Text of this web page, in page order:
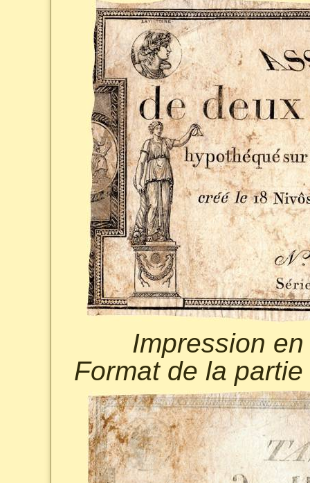
Impression
Format de la